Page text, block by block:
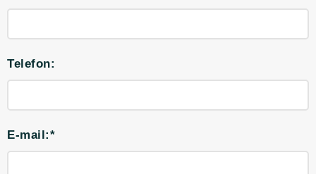
Telefon:
E-mail:*